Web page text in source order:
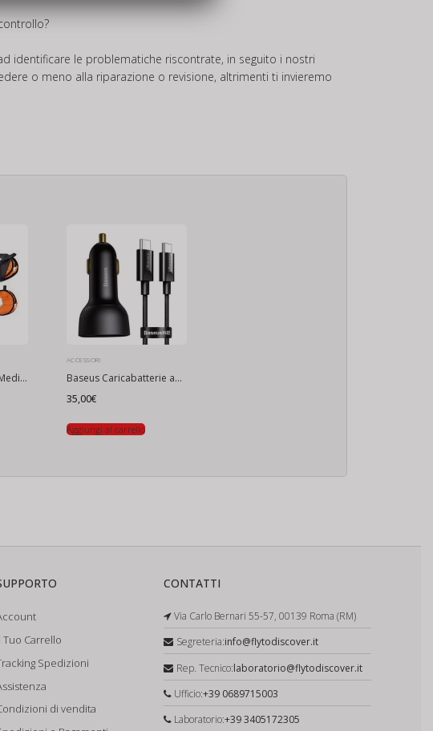
identificare le problematiche riscontrate, in seguito i nostri
o meno alla riparazione o revisione, altrimenti ti invieremo
Landing Pad Drone Medium-Large
ACCESSORI
Baseus Caricabatterie auto USB, USB-C, 100W
35,00€
Aggiungi al carrello
Tuo Carrello
Spedizioni
di vendita
CONTATTI
Via Carlo Bernari 55-57, 00139 Roma (RM)
Segreteria:info@flytodiscover.it
Rep. Tecnico:laboratorio@flytodiscover.it
Ufficio:+39 0689715003
Laboratorio:+39 3405172305